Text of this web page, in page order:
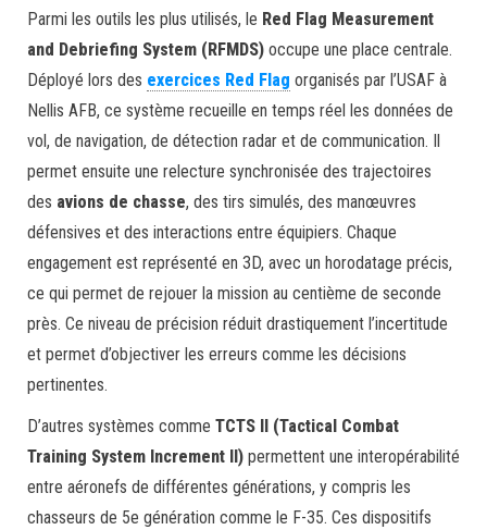
Parmi les outils les plus utilisés, le Red Flag Measurement
and Debriefing System (RFMDS) occupe une place centrale.
Déployé lors des exercices Red Flag organisés par l’USAF à
Nellis AFB, ce système recueille en temps réel les données de
vol, de navigation, de détection radar et de communication. Il
permet ensuite une relecture synchronisée des trajectoires
des avions de chasse, des tirs simulés, des manœuvres
défensives et des interactions entre équipiers. Chaque
engagement est représenté en 3D, avec un horodatage précis,
ce qui permet de rejouer la mission au centième de seconde
près. Ce niveau de précision réduit drastiquement l’incertitude
et permet d’objectiver les erreurs comme les décisions
pertinentes.
D’autres systèmes comme TCTS II (Tactical Combat
Training System Increment II) permettent une interopérabilité
entre aéronefs de différentes générations, y compris les
chasseurs de 5e génération comme le F-35. Ces dispositifs